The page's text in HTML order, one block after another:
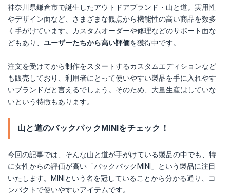
神奈川県鎌倉市で誕生したアウトドアブランド・山と道。実用性
やデザイン面など、さまざまな観点から機能性の高い商品を数多
く手がけています。カスタムオーダーや修理などのサポート面な
どもあり、 ユーザーたちから高い評価を獲得中です。
注文を受けてから制作をスタートするカスタムエディションなど
も販売しており、利用者にとって使いやすい製品を手に入れやす
いブランドだと言えるでしょう。そのため、大量生産はしていな
いという特徴もあります。
山と道のバックパックMINIをチェック！
今回の記事では、そんな山と道が手がけている製品の中でも、特
に女性からの評価が高い「バックパックMINI」という製品に注目
いたします。MINIという名を冠していることから分かる通り、コ
ンパクトで使いやすいアイテムです。